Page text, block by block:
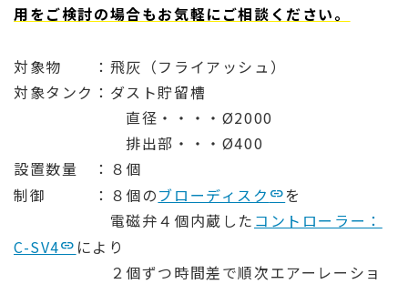
用をご検討の場合もお気軽にご相談ください。
対象物 ：飛灰（フライアッシュ）
対象タンク：ダスト貯留槽
直径・・・・Ø2000
排出部・・・Ø400
設置数量 ：８個
制御 ：８個のブローディスク
を
電磁弁４個内蔵した コントローラー：
C-SV4
により
２個ずつ時間差で順次エアーレーショ